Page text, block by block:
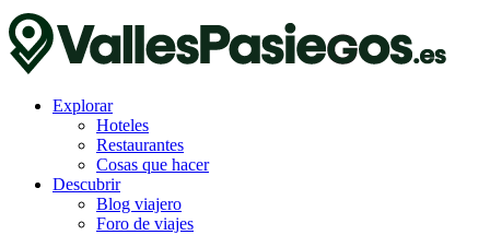
Explorar
Hoteles
Restaurantes
Cosas que hacer
Descubrir
Blog viajero
Foro de viajes